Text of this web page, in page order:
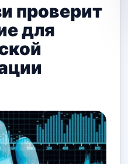
проверит
для